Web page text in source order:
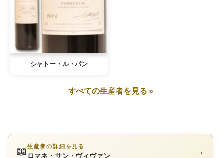
シャトー・ル・パン
すべての生産者を見る »
📖生産者の詳細を見る
ロマネ・サン・ヴィヴァン →